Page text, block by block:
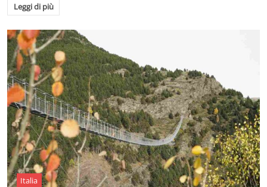
Leggi di più
Italia